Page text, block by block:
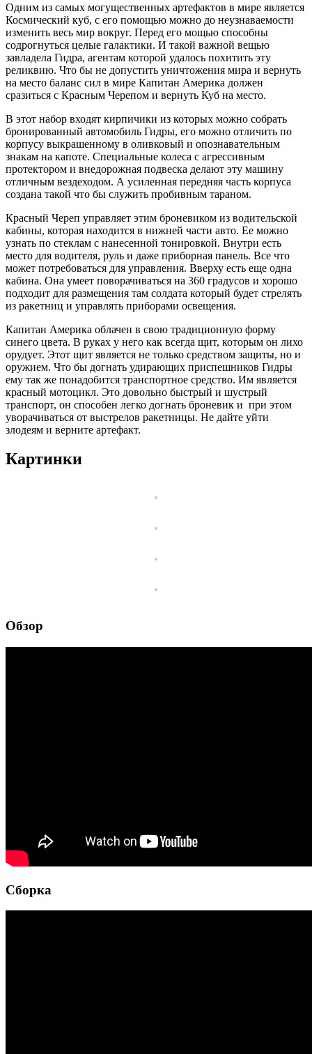
Одним из самых могущественных артефактов в мире является
Космический куб, с его помощью можно до неузнаваемости
изменить весь мир вокруг. Перед его мощью способны
содрогнуться целые галактики. И такой важной вещью
завладела Гидра, агентам которой удалось похитить эту
реликвию. Что бы не допустить уничтожения мира и вернуть
на место баланс сил в мире Капитан Америка должен
сразиться с Красным Черепом и вернуть Куб на место.
В этот набор входят кирпичики из которых можно собрать
бронированный автомобиль Гидры, его можно отличить по
корпусу выкрашенному в оливковый и опознавательным
знакам на капоте. Специальные колеса с агрессивным
протектором и внедорожная подвеска делают эту машину
отличным вездеходом. А усиленная передняя часть корпуса
создана такой что бы служить пробивным тараном.
Красный Череп управляет этим броневиком из водительской
кабины, которая находится в нижней части авто. Ее можно
узнать по стеклам с нанесенной тонировкой. Внутри есть
место для водителя, руль и даже приборная панель. Все что
может потребоваться для управления. Вверху есть еще одна
кабина. Она умеет поворачиваться на 360 градусов и хорошо
подходит для размещения там солдата который будет стрелять
из ракетниц и управлять приборами освещения.
Капитан Америка облачен в свою традиционную форму
синего цвета. В руках у него как всегда щит, которым он лихо
орудует. Этот щит является не только средством защиты, но и
оружием. Что бы догнать удирающих приспешников Гидры
ему так же понадобится транспортное средство. Им является
красный мотоцикл. Это довольно быстрый и шустрый
транспорт, он способен легко догнать броневик и при этом
уворачиваться от выстрелов ракетницы. Не дайте уйти
злодеям и верните артефакт.
Картинки
Обзор
Сборка